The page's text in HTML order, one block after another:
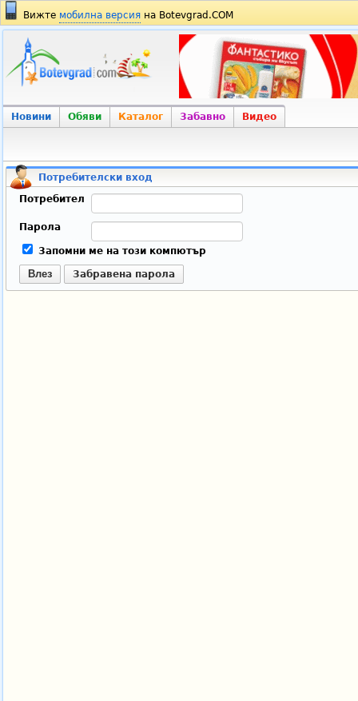
Вижте мобилна версия на Botevgrad.COM
Новини Обяви Каталог Забавно Видео
Потребителски вход
Потребител
Парола
Запомни ме на този компютър
Влез Забравена парола